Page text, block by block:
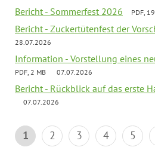
Bericht - Sommerfest 2026 PDF,
Bericht - Zuckertütenfest der
28.07.2026
Information - Vorstellung eines
PDF, 2 MB 07.07.2026
Bericht - Rückblick auf das erste
07.07.2026
1 2 3 4 5